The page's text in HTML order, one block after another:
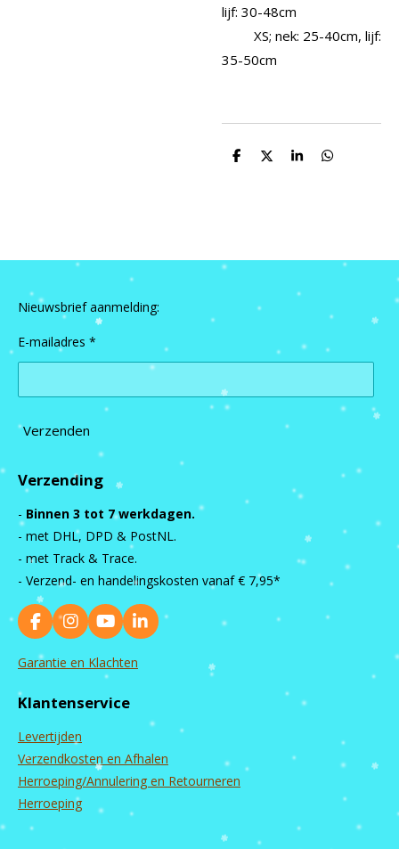
lijf: 30-48cm
XS; nek: 25-40cm, lijf:
35-50cm
D
D
S
D
Nieuwsbrief aanmelding:
E-mailadres *
Verzenden
Verzending
- Binnen 3 tot 7 werkdagen.
- met DHL, DPD & PostNL.
- met Track & Trace.
- Verzend- en handelingskosten vanaf € 7,95*
F
a
c
o
k
I
n
s
g
a
m
Y
o
u
T
b
L
i
Garantie en Klachten
Klantenservice
Levertijden
Verzendkosten en Afhalen
Herroeping/Annulering en Retourneren
Herroeping